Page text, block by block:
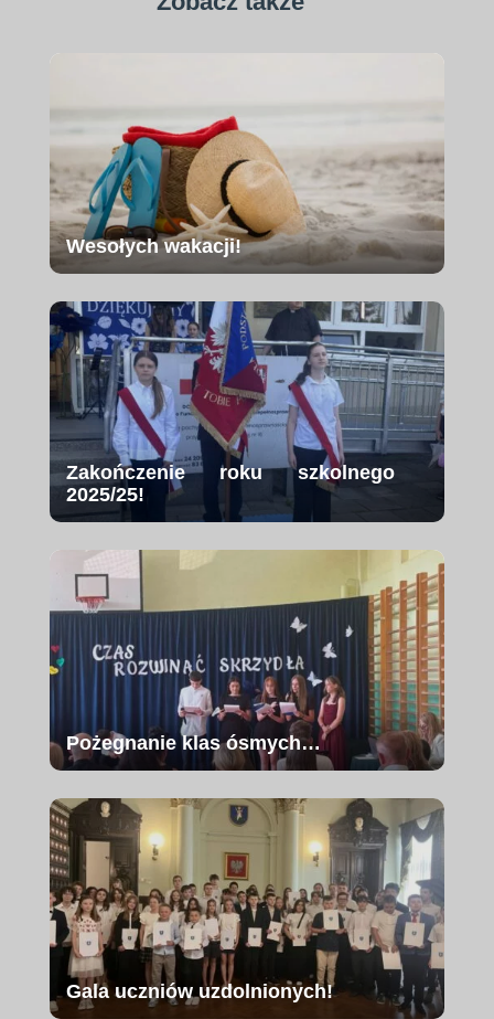
Wesołych wakacji!
Zakończenie roku szkolnego
2025/25!
Pożegnanie klas ósmych…
Gala uczniów uzdolnionych!